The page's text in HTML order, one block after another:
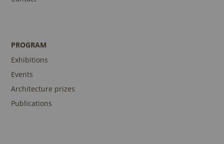
PROGRAM
Exhibitions
Events
Architecture prizes
Publications